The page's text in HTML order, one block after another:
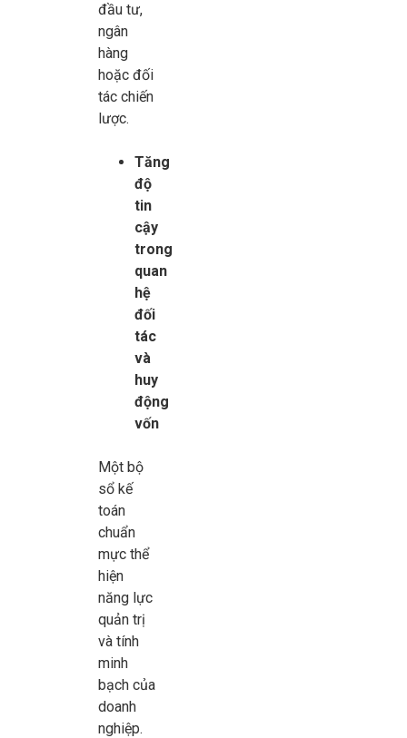
đầu tư,
ngân
hàng
hoặc đối
tác chiến
lược.
Tăng
độ
tin
cậy
trong
quan
hệ
đối
tác
và
huy
động
vốn
Một bộ
sổ kế
toán
chuẩn
mực thể
hiện
năng lực
quản trị
và tính
minh
bạch của
doanh
nghiệp.